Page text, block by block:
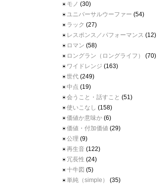
モノ (30)
ユニバーサルウーファー (54)
ラック (27)
レスポンス／パフォーマンス (12)
ロマン (58)
ロングラン（ロングライフ）
(70)
ワイドレンジ (163)
世代 (249)
中点 (19)
会うこと・話すこと (51)
使いこなし (158)
価値か意味か (6)
価値・付加価値 (29)
公理 (9)
再生音 (122)
冗長性 (24)
十牛図 (5)
単純（simple）
(35)